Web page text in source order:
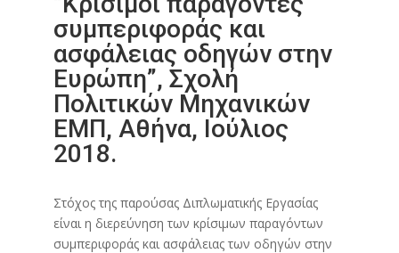
συμπεριφοράς και
ασφάλειας οδηγών στην
Ευρώπη”, Σχολή
Πολιτικών Μηχανικών
ΕΜΠ, Αθήνα, Ιούλιος
2018.
Στόχος της παρούσας Διπλωματικής Εργασίας
είναι η διερεύνηση των κρίσιμων παραγόντων
συμπεριφοράς και ασφάλειας των οδηγών στην